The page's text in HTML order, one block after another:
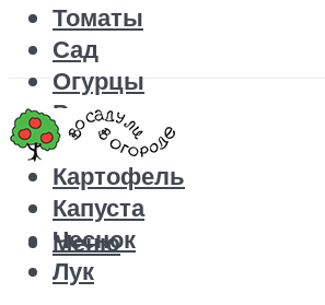
Томаты
Сад
Огурцы
Рецепты
Перец
Картофель
Капуста
Чеснок
Лук
Меню